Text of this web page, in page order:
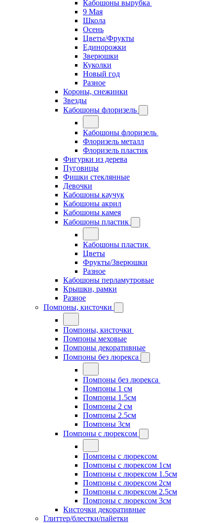
Кабошоны вырубка
9 Мая
Школа
Осень
Цветы/Фрукты
Единорожки
Зверюшки
Куколки
Новый год
Разное
Короны, снежинки
Звезды
Кабошоны флоризель
Кабошоны флоризель
Флоризель металл
Флоризель пластик
Фигурки из дерева
Пуговицы
Фишки стеклянные
Девочки
Кабошоны каучук
Кабошоны акрил
Кабошоны камея
Кабошоны пластик
Кабошоны пластик
Цветы
Фрукты/Зверюшки
Разное
Кабошоны перламутровые
Крышки, рамки
Разное
Помпоны, кисточки
Помпоны, кисточки
Помпоны меховые
Помпоны декоративные
Помпоны без люрекса
Помпоны без люрекса
Помпоны 1 см
Помпоны 1.5см
Помпоны 2 см
Помпоны 2.5см
Помпоны 3см
Помпоны с люрексом
Помпоны с люрексом
Помпоны с люрексом 1см
Помпоны с люрексом 1.5см
Помпоны с люрексом 2см
Помпоны с люрексом 2.5см
Помпоны с люрексом 3см
Кисточки декоративные
Глиттер/блестки/пайетки